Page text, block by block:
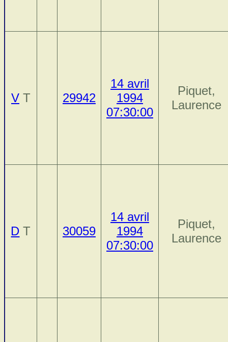
V T 29942
14 avril
1994
07:30:00
Piquet,
Laurence
D T 30059
14 avril
1994
07:30:00
Piquet,
Laurence